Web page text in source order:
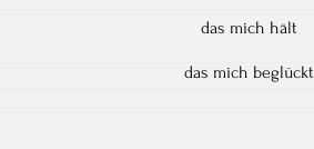
das mich hält
das mich beglückt